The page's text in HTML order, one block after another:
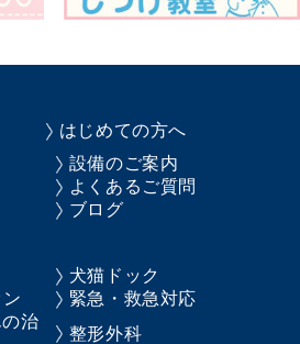
はじめての方へ
設備のご案内
よくあるご質問
ブログ
犬猫ドック
緊急・救急対応
治
整形外科